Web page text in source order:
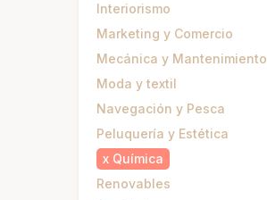
Interiorismo
Marketing y Comercio
Mecánica y Mantenimiento
Moda y textil
Navegación y Pesca
Peluquería y Estética
x Química
Renovables